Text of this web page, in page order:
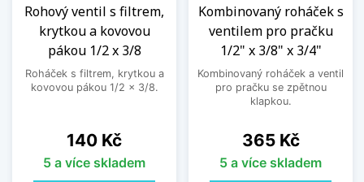
Rohový ventil s filtrem,
krytkou a kovovou
pákou 1/2 x 3/8
Roháček s filtrem, krytkou a
kovovou pákou 1/2 x 3/8.
Cena
140 Kč
5 a více skladem
Kombinovaný roháček s
ventilem pro pračku
1/2" x 3/8" x 3/4"
Kombinovaný roháček a ventil
pro pračku se zpětnou
klapkou.
Cena
365 Kč
5 a více skladem